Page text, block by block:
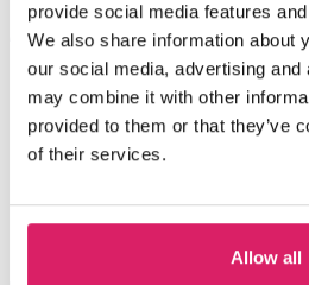
provide social media features
We also share information about
our social media, advertising
may combine it with other
provided to them or that they’ve
of their services.
Allow all
Anderen kochten ook